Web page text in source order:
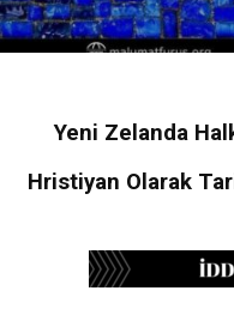
Yeni Zelanda
Hristiyan Olarak